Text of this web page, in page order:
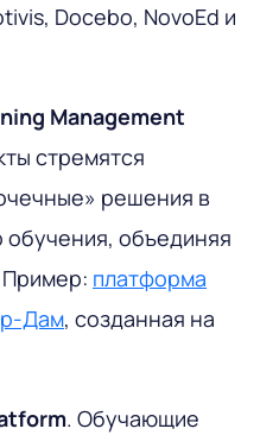
Docebo, NovoEd и
Management
стремятся
решения в
обучения, объединяя
Пример: платформа
Дам, созданная на
. Обучающие